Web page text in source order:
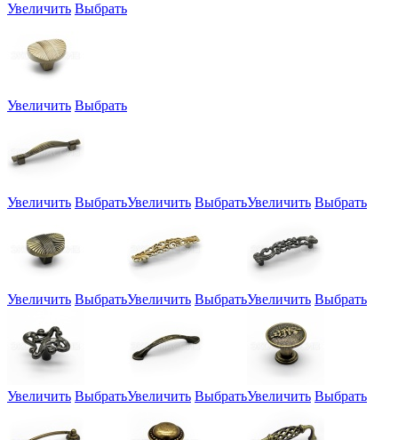
Увеличить Выбрать
Увеличить Выбрать
Увеличить ВыбратьУвеличить ВыбратьУвеличить Выбрать
Увеличить ВыбратьУвеличить ВыбратьУвеличить Выбрать
Увеличить ВыбратьУвеличить ВыбратьУвеличить Выбрать